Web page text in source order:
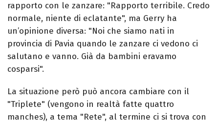
rapporto con le zanzare: "Rapporto terribile. Credo
normale, niente di eclatante", ma Gerry ha
un’opinione diversa: "Noi che siamo nati in
provincia di Pavia quando le zanzare ci vedono ci
salutano e vanno. Già da bambini eravamo
cosparsi".
La situazione però può ancora cambiare con il
"Triplete" (vengono in realtà fatte quattro
manches), a tema "Rete", al termine ci si trova con